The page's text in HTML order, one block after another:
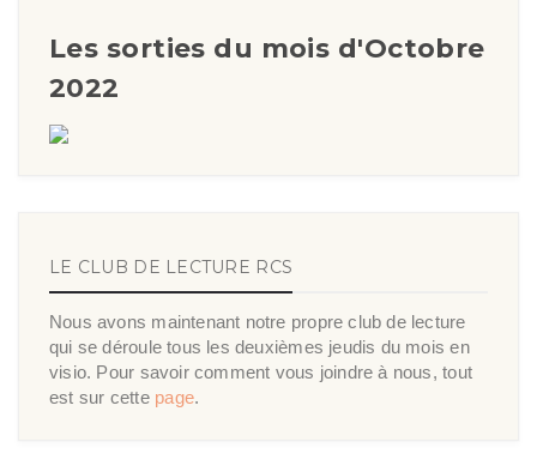
Les sorties du mois d'Octobre
2022
LE CLUB DE LECTURE RCS
Nous avons maintenant notre propre club de lecture
qui se déroule tous les deuxièmes jeudis du mois en
visio. Pour savoir comment vous joindre à nous, tout
est sur cette page.